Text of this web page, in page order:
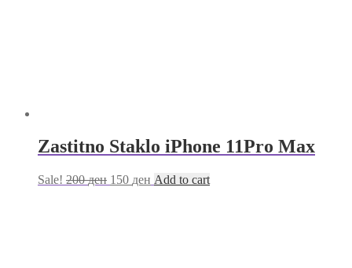
Zastitno Staklo iPhone 11Pro Max
Sale! 200ден 150 ден Add to cart